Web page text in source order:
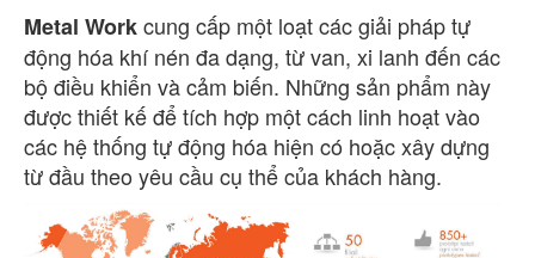
Metal Workcung cấp một loạt các giải pháp tự
động hóa khí nén đa dạng, từ van, xi lanh đến các
bộ điều khiển và cảm biến. Những sản phẩm này
được thiết kế để tích hợp một cách linh hoạt vào
các hệ thống tự động hóa hiện có hoặc xây dựng
từ đầu theo yêu cầu cụ thể của khách hàng.